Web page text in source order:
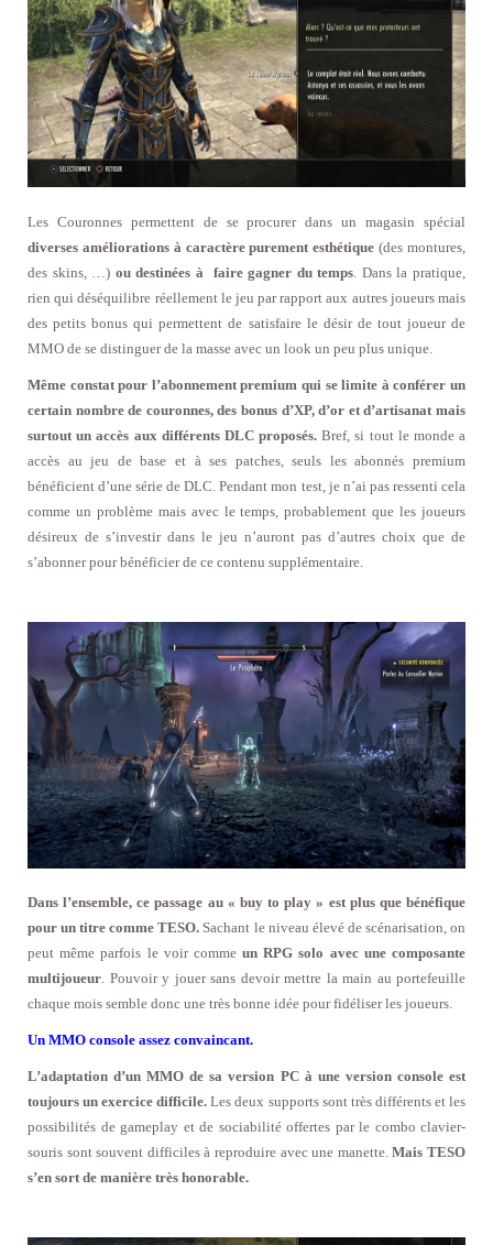
Les Couronnes permettent de se procurer dans un magasin spécial
diverses améliorations à caractère purement esthétique (des montures,
des skins, …) ou destinées à faire gagner du temps. Dans la pratique,
rien qui déséquilibre réellement le jeu par rapport aux autres joueurs mais
des petits bonus qui permettent de satisfaire le désir de tout joueur de
MMO de se distinguer de la masse avec un look un peu plus unique.
Même constat pour l’abonnement premium qui se limite à conférer un
certain nombre de couronnes, des bonus d’XP, d’or et d’artisanat mais
surtout un accès aux différents DLC proposés. Bref, si tout le monde a
accès au jeu de base et à ses patches, seuls les abonnés premium
bénéficient d’une série de DLC. Pendant mon test, je n’ai pas ressenti cela
comme un problème mais avec le temps, probablement que les joueurs
désireux de s’investir dans le jeu n’auront pas d’autres choix que de
s’abonner pour bénéficier de ce contenu supplémentaire.
Dans l’ensemble, ce passage au « buy to play » est plus que bénéfique
pour un titre comme TESO. Sachant le niveau élevé de scénarisation, on
peut même parfois le voir commeun RPG solo avec une composante
multijoueur. Pouvoir y jouer sans devoir mettre la main au portefeuille
chaque mois semble donc une très bonne idée pour fidéliser les joueurs.
Un MMO console assez convaincant.
L’adaptation d’un MMO de sa version PC à une version console est
toujours un exercice difficile. Les deux supports sont très différents et les
possibilités de gameplay et de sociabilité offertes par le combo clavier-
souris sont souvent difficiles à reproduire avec une manette.Mais TESO
s’en sort de manière très honorable.